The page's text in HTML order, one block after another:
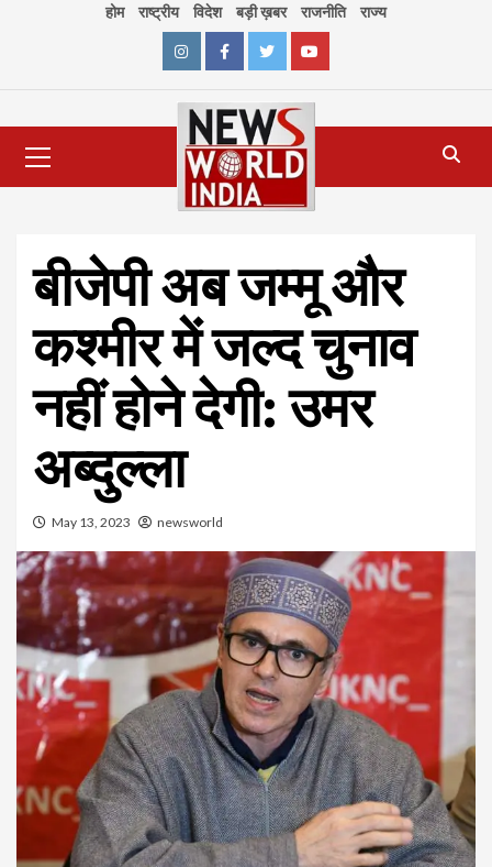
होम राष्ट्रीय विदेश बड़ी ख़बर राजनीति राज्य
InstagramFacebookTwitterYoutube
Menu
बीजेपी अब जम्मू और
कश्मीर में जल्द चुनाव
नहीं होने देगी: उमर
अब्दुल्ला
May 13, 2023 newsworld